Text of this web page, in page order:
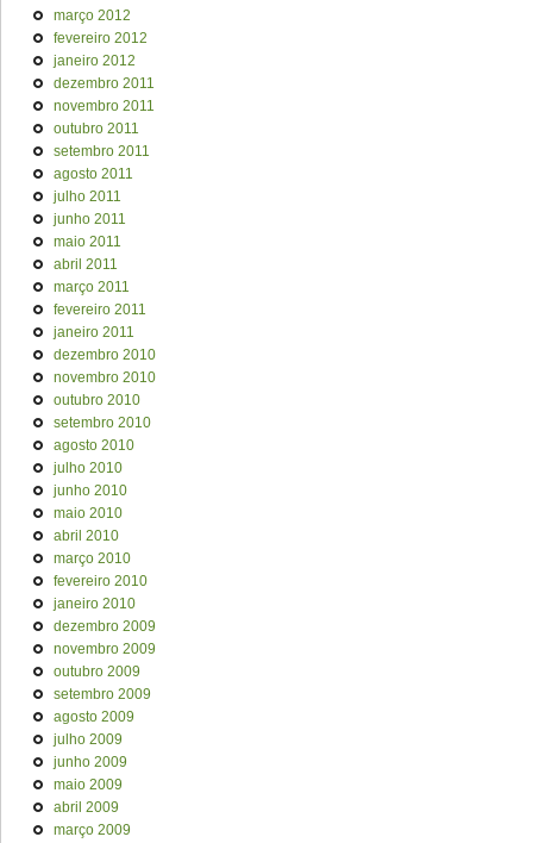
março 2012
fevereiro 2012
janeiro 2012
dezembro 2011
novembro 2011
outubro 2011
setembro 2011
agosto 2011
julho 2011
junho 2011
maio 2011
abril 2011
março 2011
fevereiro 2011
janeiro 2011
dezembro 2010
novembro 2010
outubro 2010
setembro 2010
agosto 2010
julho 2010
junho 2010
maio 2010
abril 2010
março 2010
fevereiro 2010
janeiro 2010
dezembro 2009
novembro 2009
outubro 2009
setembro 2009
agosto 2009
julho 2009
junho 2009
maio 2009
abril 2009
março 2009